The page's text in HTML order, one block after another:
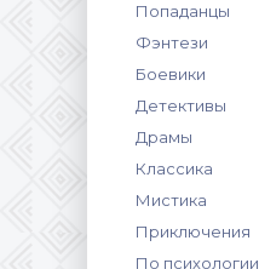
Попаданцы
Фэнтези
Боевики
Детективы
Драмы
Классика
Мистика
Приключения
По психологии